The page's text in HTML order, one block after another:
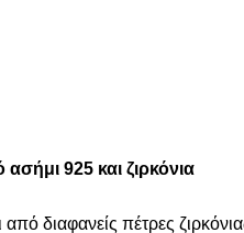
925 και ζιρκόνια
διαφανείς πέτρες